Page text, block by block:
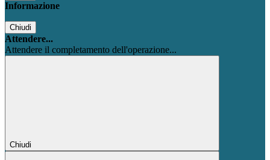
Informazione
Chiudi
Attendere...
Attendere il completamento dell'operazione...
Chiudi